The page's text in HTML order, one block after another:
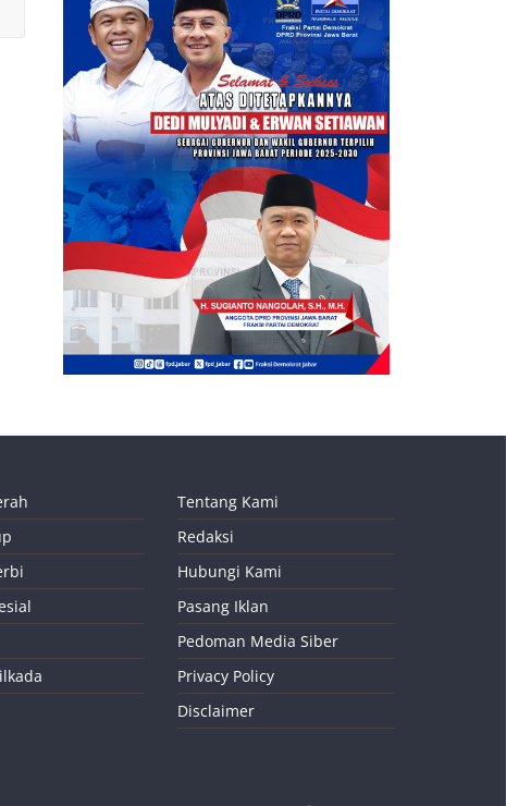
Tentang Kami
Redaksi
Hubungi Kami
Pasang Iklan
Pedoman Media Siber
Privacy Policy
Disclaimer